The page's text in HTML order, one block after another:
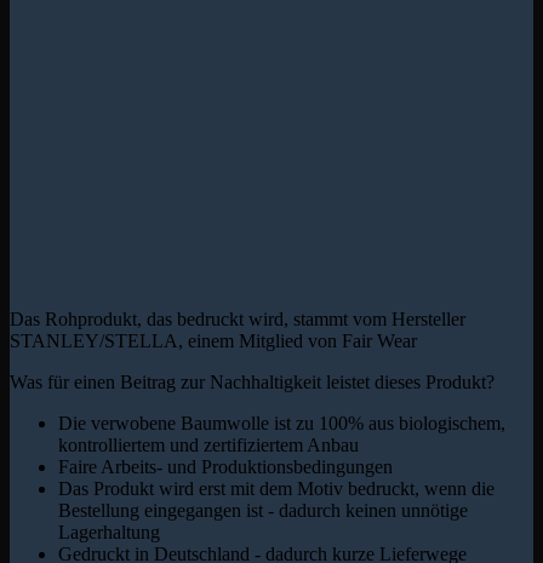
Das Rohprodukt, das bedruckt wird, stammt vom Hersteller
STANLEY/STELLA, einem Mitglied von Fair Wear
Was für einen Beitrag zur Nachhaltigkeit leistet dieses Produkt?
Die verwobene Baumwolle ist zu 100% aus biologischem,
kontrolliertem und zertifiziertem Anbau
Faire Arbeits- und Produktionsbedingungen
Das Produkt wird erst mit dem Motiv bedruckt, wenn die
Bestellung eingegangen ist - dadurch keinen unnötige
Lagerhaltung
Gedruckt in Deutschland - dadurch kurze Lieferwege